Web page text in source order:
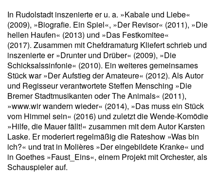
In Rudolstadt inszenierte er u. a. »Kabale und Liebe«
(2009), »Biografie. Ein Spiel«, »Der Revisor« (2011), »Die
hellen Haufen« (2013) und »Das Festkomitee«
(2017). Zusammen mit Chefdramaturg Kliefert schrieb und
inszenierte er »Drunter und Drüber« (2009), »Die
Schicksalssinfonie« (2010). Ein weiteres gemeinsames
Stück war »Der Aufstieg der Amateure« (2012). Als Autor
und Regisseur verantwortete Steffen Mensching »Die
Bremer Stadtmusikanten oder The Animals« (2011),
»www.wir wandern wieder« (2014), »Das muss ein Stück
vom Himmel sein« (2016) und zuletzt die Wende-Komödie
»Hilfe, die Mauer fällt!« zusammen mit dem Autor Karsten
Laske. Er moderiert regelmäßig die Rateshow »Was bin
ich?« und trat in Molières »Der eingebildete Kranke« und
in Goethes »Faust_Eins«, einem Projekt mit Orchester, als
Schauspieler auf.